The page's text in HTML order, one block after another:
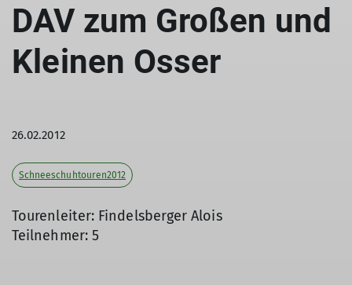
DAV zum Großen und
Kleinen Osser
26.02.2012
Schneeschuhtouren2012
Tourenleiter: Findelsberger Alois
Teilnehmer: 5